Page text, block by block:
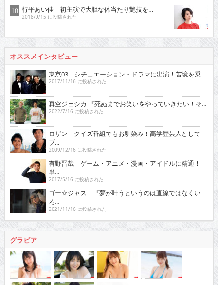
行平あい佳 初主演で大胆な体当たり艶技を…
2018/9/15 に投稿された
オススメインタビュー
東京03 シチュエーション・ドラマに出演！苦境を乗...
2017/11/16 に投稿された
真空ジェシカ 『死ぬまでお笑いをやっていきたい！そ...
2022/7/16 に投稿された
ロザン クイズ番組でもお馴染み！高学歴芸人として
ブ...
2009/12/16 に投稿された
有野晋哉 ゲーム・アニメ・漫画・アイドルに精通！
単...
2017/5/16 に投稿された
ゴー☆ジャス 『夢が叶うというのは直線ではなくい
ろ...
2021/11/16 に投稿された
グラビア